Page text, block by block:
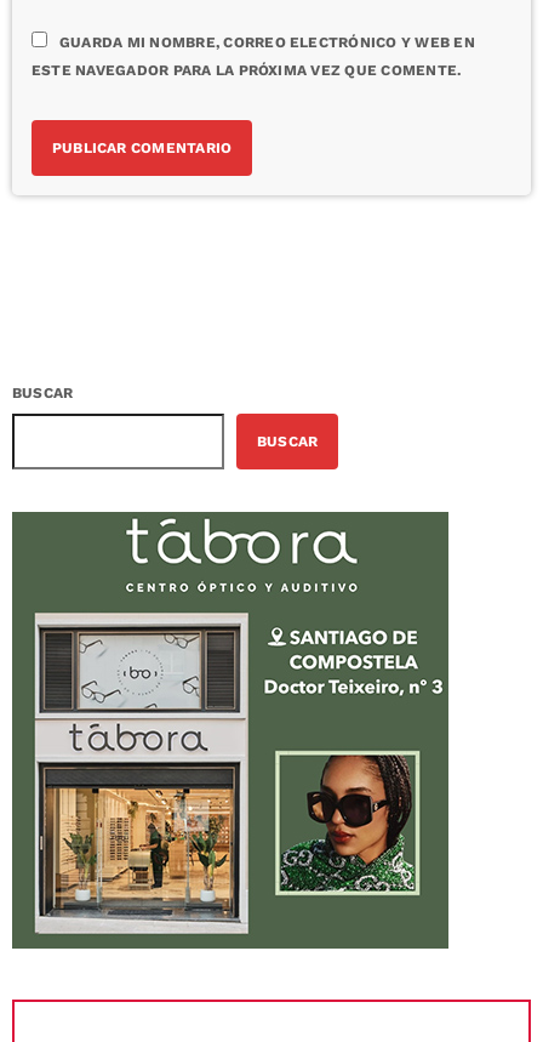
GUARDA MI NOMBRE, CORREO ELECTRÓNICO Y WEB EN
ESTE NAVEGADOR PARA LA PRÓXIMA VEZ QUE COMENTE.
BUSCAR
BUSCAR